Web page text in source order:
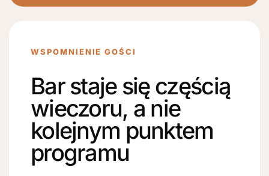
WSPOMNIENIE GOŚCI
Bar staje się częścią
wieczoru, a nie
kolejnym punktem
programu